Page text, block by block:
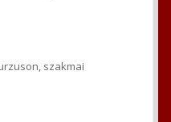
szakmai